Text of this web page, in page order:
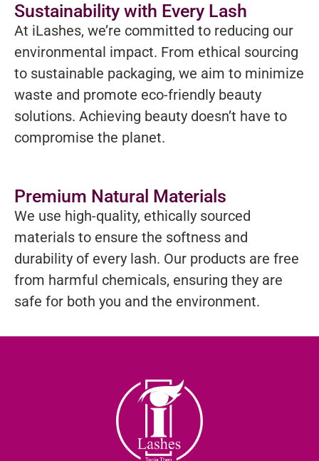
Sustainability with Every Lash
At iLashes, we’re committed to reducing our
environmental impact. From ethical sourcing
to sustainable packaging, we aim to minimize
waste and promote eco-friendly beauty
solutions. Achieving beauty doesn’t have to
compromise the planet.
Premium Natural Materials
We use high-quality, ethically sourced
materials to ensure the softness and
durability of every lash. Our products are free
from harmful chemicals, ensuring they are
safe for both you and the environment.